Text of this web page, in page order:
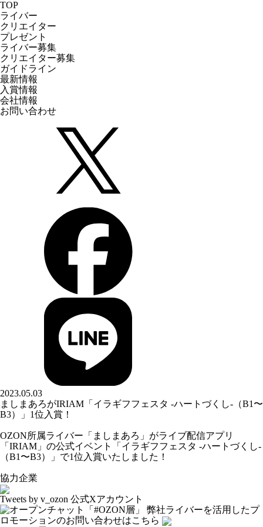
TOP
ライバー
クリエイター
プレゼント
ライバー募集
クリエイター募集
ガイドライン
最新情報
入賞情報
会社情報
お問い合わせ
2023.05.03
ましまあろがIRIAM「イラギフフェスタ -ハートづくし-（B1〜
B3）」1位入賞！
OZON所属ライバー「 ましまあろ 」がライブ配信アプリ
「IRIAM」の公式イベント「イラギフフェスタ -ハートづくし-
（B1〜B3）」で1位入賞いたしました！
協力企業
Tweets by v_ozon 公式Xアカウント
弊社ライバーを活用したプ
ロモーションのお問い合わせはこちら